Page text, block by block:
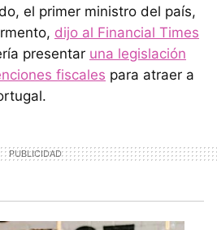
el primer ministro del país,
dijo al Financial Times
presentar una legislación
fiscales para atraer a